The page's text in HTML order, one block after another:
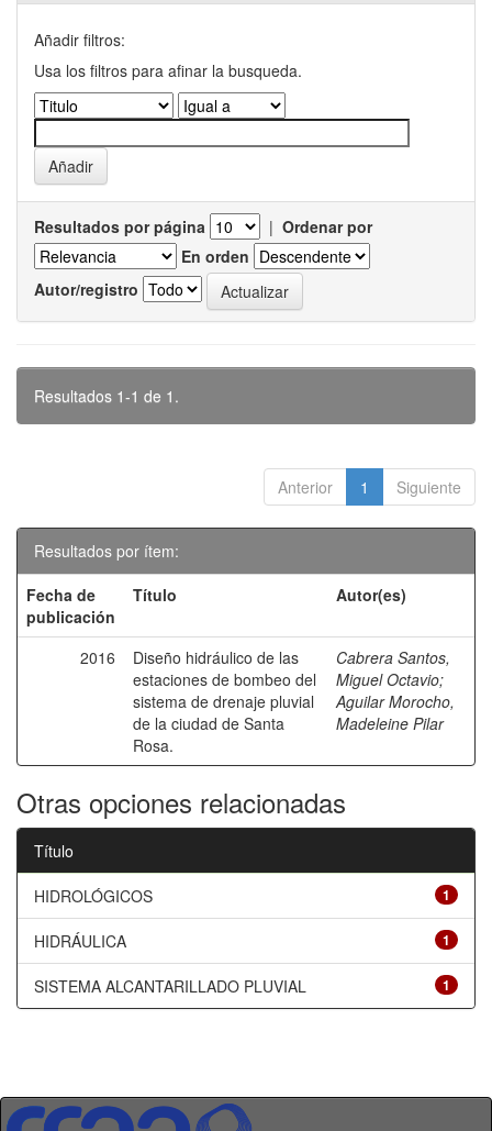
Añadir filtros:
Usa los filtros para afinar la busqueda.
Resultados por página | Ordenar por
En orden
Autor/registro
Resultados 1-1 de 1.
Anterior 1 Siguiente
Resultados por ítem:
Fecha de
publicación
Título Autor(es)
2016
Diseño hidráulico de las
estaciones de bombeo del
sistema de drenaje pluvial
de la ciudad de Santa
Rosa.
Cabrera Santos,
Miguel Octavio;
Aguilar Morocho,
Madeleine Pilar
Otras opciones relacionadas
Título
1
HIDROLÓGICOS
1
HIDRÁULICA
1
SISTEMA ALCANTARILLADO PLUVIAL